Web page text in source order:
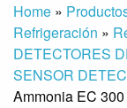
Home »
Refrigeración »
DETECTORES
SENSOR
Ammonia EC